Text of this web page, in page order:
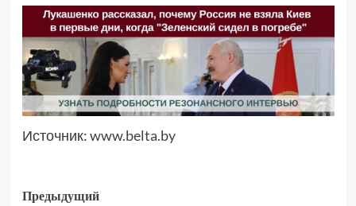
Источник:www.belta.by
Предыдущий